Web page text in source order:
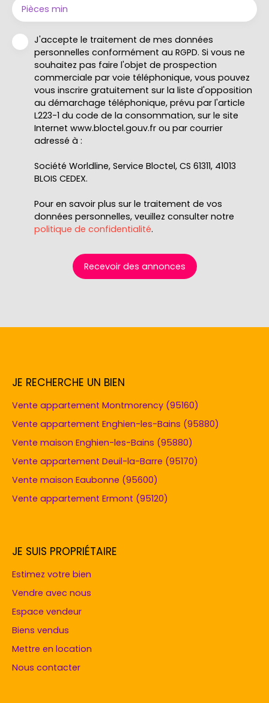
Pièces min
J'accepte le traitement de mes données
personnelles conformément au RGPD. Si vous ne
souhaitez pas faire l'objet de prospection
commerciale par voie téléphonique, vous pouvez
vous inscrire gratuitement sur la liste d'opposition
au démarchage téléphonique, prévu par l'article
L223-1 du code de la consommation, sur le site
Internet www.bloctel.gouv.fr ou par courrier
adressé à :
Société Worldline, Service Bloctel, CS 61311, 41013
BLOIS CEDEX.
Pour en savoir plus sur le traitement de vos
données personnelles, veuillez consulter notre
politique de confidentialité.
Recevoir des annonces
JE RECHERCHE UN BIEN
Vente appartement Montmorency (95160)
Vente appartement Enghien-les-Bains (95880)
Vente maison Enghien-les-Bains (95880)
Vente appartement Deuil-la-Barre (95170)
Vente maison Eaubonne (95600)
Vente appartement Ermont (95120)
JE SUIS PROPRIÉTAIRE
Estimez votre bien
Vendre avec nous
Espace vendeur
Biens vendus
Mettre en location
Nous contacter